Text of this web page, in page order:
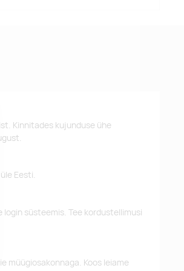
Kinnitades kujunduse ühe
Eesti.
login süsteemis. Tee kordustellimusi
müügiosakonnaga. Koos leiame